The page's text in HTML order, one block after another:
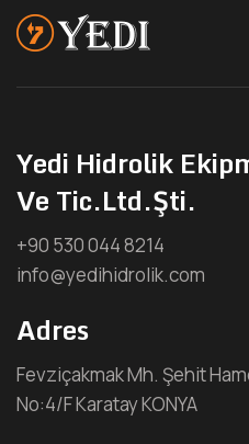
Yedi Hidrolik
Ve Tic.Ltd.Şti.
+90 530 044 8214
info@yedihidrolik.com
Adres
Fevziçakmak Mh. Şehit
No:4/F Karatay KONYA